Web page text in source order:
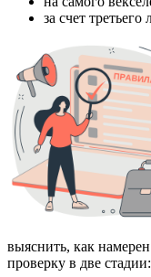
за счет третьего
выяснить, как
проверку в две стадии: